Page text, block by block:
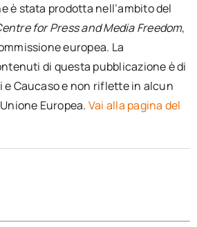
è stata prodotta nell’ambito del
for Press and Media Freedom,
europea. La
di questa pubblicazione è di
e Caucaso e non riflette in alcun
Europea. Vai alla pagina del